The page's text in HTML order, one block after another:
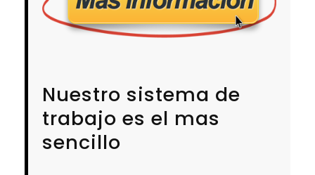
Nuestro sistema de
trabajo es el mas
sencillo